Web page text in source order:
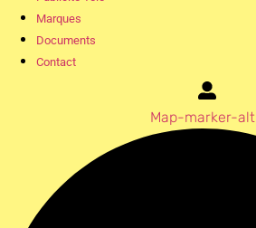
Marques
Documents
Contact
Map-marker-alt